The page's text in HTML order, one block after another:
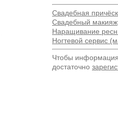
Свадебная
Свадебный макияж
Наращивание
Ногтевой сервис
Чтобы
достаточно